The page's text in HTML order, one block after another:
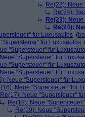
Re(23):
Re(24):
Re(23):
Re(24):
für Luxusautos (
für Luxusautos
"Supersteuer" für
"Supersteuer" für
"Supersteuer" für
"Supersteuer" für
Neue "Supersteuer" für
Neue "Supersteuer" für
Re(17): Neue "Supersteuer"
Re(18): Neue
Re(19): Neue